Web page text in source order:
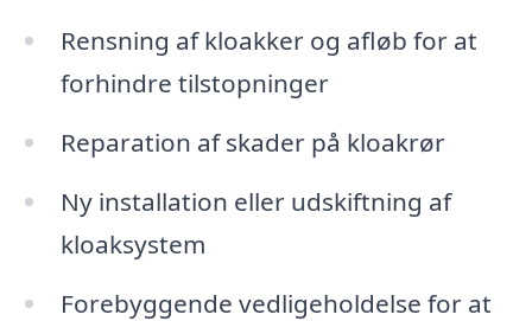
Rensning af kloakker og afløb for at
forhindre tilstopninger
Reparation af skader på kloakrør
Ny installation eller udskiftning af
kloaksystem
Forebyggende vedligeholdelse for at